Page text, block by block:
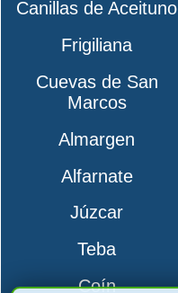
Canillas de Aceituno
Frigiliana
Cuevas de San
Marcos
Almargen
Alfarnate
Júzcar
Teba
Coín